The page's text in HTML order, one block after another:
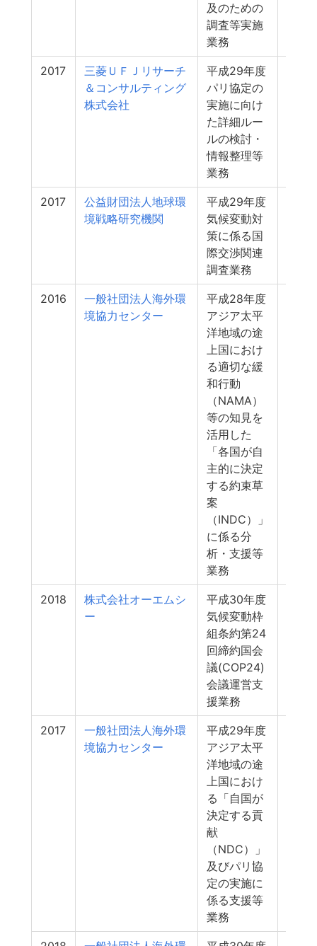
及のための
調査等実施
業務
2017
三菱ＵＦＪリサーチ
＆コンサルティング
株式会社
平成29年度
パリ協定の
実施に向け
た詳細ルー
ルの検討・
情報整理等
業務
2017
公益財団法人地球環
境戦略研究機関
平成29年度
気候変動対
策に係る国
際交渉関連
調査業務
2016
一般社団法人海外環
境協力センター
平成28年度
アジア太平
洋地域の途
上国におけ
る適切な緩
和行動
（NAMA）
等の知見を
活用した
「各国が自
主的に決定
する約束草
案
（INDC）」
に係る分
析・支援等
業務
2018
株式会社オーエムシ
ー
平成30年度
気候変動枠
組条約第24
回締約国会
議(COP24)
会議運営支
援業務
2017
一般社団法人海外環
境協力センター
平成29年度
アジア太平
洋地域の途
上国におけ
る「自国が
決定する貢
献
（NDC）」
及びパリ協
定の実施に
係る支援等
業務